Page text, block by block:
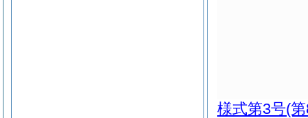
様式第3号(